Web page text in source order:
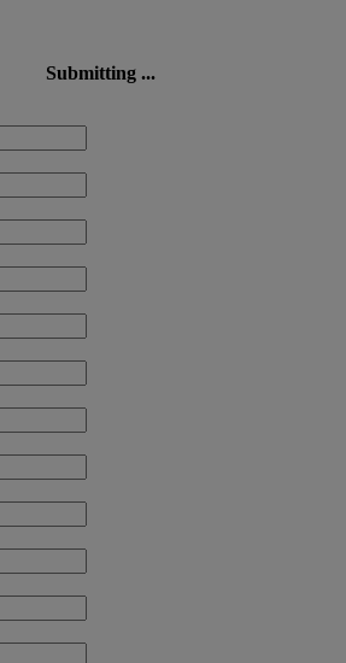
Submitting ...